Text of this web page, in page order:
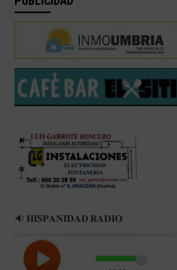
🔉 𝐇𝐈𝐒𝐏𝐀𝐍𝐈𝐃𝐀𝐃 𝐑𝐀𝐃𝐈𝐎